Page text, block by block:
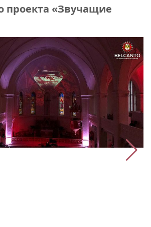
проекта «Звучащие